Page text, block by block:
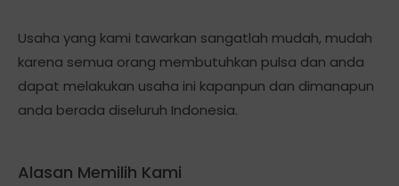
Usaha yang kami tawarkan sangatlah mudah, mudah
karena semua orang membutuhkan pulsa dan anda
dapat melakukan usaha ini kapanpun dan dimanapun
anda berada diseluruh Indonesia.
Alasan Memilih Kami